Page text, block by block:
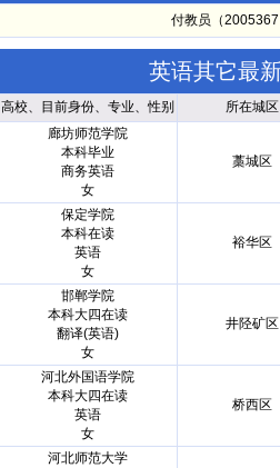
付教员（
英语其它最
高校、目前身份、专业、性别 所在城区
廊坊师范学院
本科毕业
商务英语
女
藁城区
保定学院
本科在读
英语
女
裕华区
邯郸学院
本科大四在读
翻译(英语)
女
井陉矿区
河北外国语学院
本科大四在读
英语
女
桥西区
河北师范大学